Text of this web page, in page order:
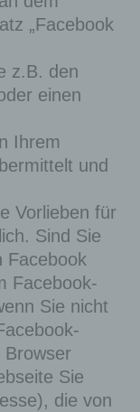
„Facebook
z.B. den
einen
Ihrem
und
Vorlieben für
Sind Sie
Facebook
Facebook-
Sie nicht
Sie
die von